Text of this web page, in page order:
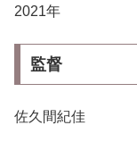
2021年
監督
佐久間紀佳